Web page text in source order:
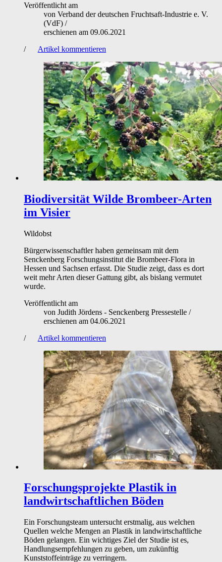
Veröffentlicht am
von Verband der deutschen Fruchtsaft-Industrie e. V.
(VdF) /
erschienen am 09.06.2021
/
Artikel kommentieren
Biodiversität Wilde Brombeer-Arten
im Visier
Wildobst
Bürgerwissenschaftler haben gemeinsam mit dem
Senckenberg Forschungsinstitut die Brombeer-Flora in
Hessen und Sachsen erfasst. Die Studie zeigt, dass es dort
weit mehr Arten dieser Gattung gibt, als bislang vermutet
wurde.
Veröffentlicht am
von Judith Jördens - Senckenberg Pressestelle /
erschienen am 04.06.2021
/
Artikel kommentieren
Forschungsprojekte Plastik in
landwirtschaftlichen Böden
Ein Forschungsteam untersucht erstmalig, aus welchen
Quellen welche Mengen an Plastik in landwirtschaftliche
Böden gelangen. Ein wichtiges Ziel der Studie ist es,
Handlungsempfehlungen zu geben, um zukünftig
Kunststoffeinträge zu verringern.